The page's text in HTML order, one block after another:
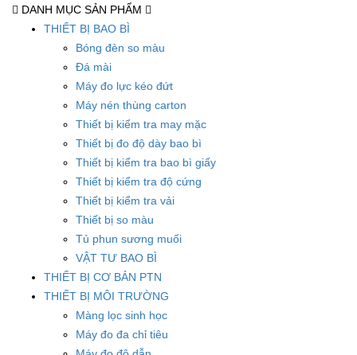
DANH MỤC SẢN PHẨM
THIẾT BỊ BAO BÌ
Bóng đèn so màu
Đá mài
Máy đo lực kéo đứt
Máy nén thùng carton
Thiết bị kiểm tra may mặc
Thiết bị đo độ dày bao bì
Thiết bị kiểm tra bao bì giấy
Thiết bị kiểm tra độ cứng
Thiết bị kiểm tra vải
Thiết bị so màu
Tủ phun sương muối
VẬT TƯ BAO BÌ
THIẾT BỊ CƠ BẢN PTN
THIẾT BỊ MÔI TRƯỜNG
Màng lọc sinh học
Máy đo đa chỉ tiêu